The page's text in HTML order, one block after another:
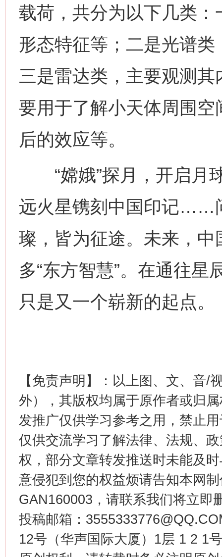
载荷，共分为以下几类
形态特征等；二是光谱
三是雷达类，主要观测
要用于了解小天体周围
后的效应等。
“嫦娥”探月，开启月球
远火星镌刻中国印记……
璨，皆为征途。未来，
多“东方智慧”。在通往
只是又一个崭新的起点。
【免责声明】：以上图、文、音/
外），其版权均属于原作者或归
发推广仅供学习参考之用，禁止
仅供交流学习了解法律、法规、
权，部分文章转发推送时未能及
意侵犯到您的权益烦请告知本网
GAN160003，请联系我们将立即
投稿邮箱：
12号（华声国际大厦）1层 1 2 1
在谋一域中谋全局
魏明
揭批美国五大"原罪" "炒